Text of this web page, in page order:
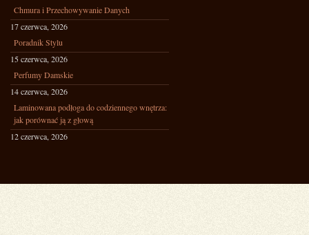
Chmura i Przechowywanie Danych
17 czerwca, 2026
Poradnik Stylu
15 czerwca, 2026
Perfumy Damskie
14 czerwca, 2026
Laminowana podłoga do codziennego wnętrza:
jak porównać ją z głową
12 czerwca, 2026